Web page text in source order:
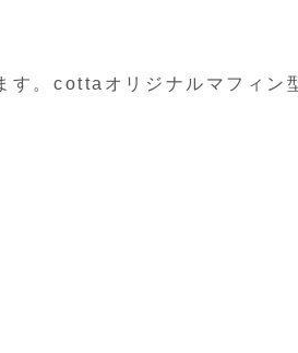
。cottaオリジナルマフィン